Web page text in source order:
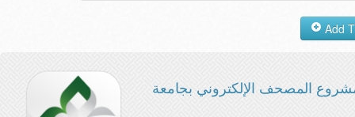
المصحف الإلكتروني بجامعة